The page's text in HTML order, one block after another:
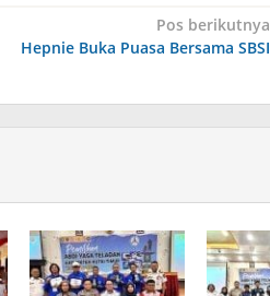
Pos berikutnya
Hepnie Buka Puasa Bersama SBSI